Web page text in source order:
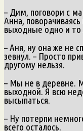
– Дим, поговори с
Анна,
выходные одно и то
– Аня, ну она же не
зевнул. – Просто
другому нельзя.
– Мы не в деревне.
выходной. Я всю
высыпаться.
– Ну потерпи
всего осталось.